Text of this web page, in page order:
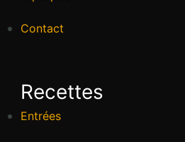
Contact
Recettes
Entrées